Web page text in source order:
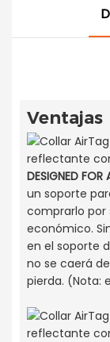
Ventajas
DESIGNED FOR
un soporte
comprarlo por
económico.
en el soporte
no se caerá
pierda. (Nota: